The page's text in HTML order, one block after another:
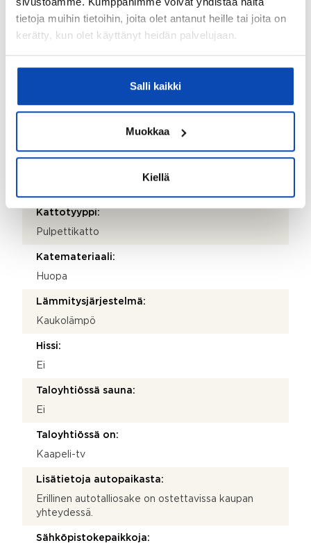
tietoja muihin tietoihin, joita olet antanut heille tai joita on
kerätty, kun olet käyttänyt heidän palvelujaan.
Salli kaikki
Muokkaa
Kiellä
Isännöitsijäntodistuksen päivämäärä:
03.07.2026
Kattotyyppi:
Pulpettikatto
Katemateriaali:
Huopa
Lämmitysjärjestelmä:
Kaukolämpö
Hissi:
Ei
Taloyhtiössä sauna:
Ei
Taloyhtiössä on:
Kaapeli-tv
Lisätietoja autopaikasta:
Erillinen autotalliosake on ostettavissa kaupan
yhteydessä.
Sähköpistokepaikkoja: